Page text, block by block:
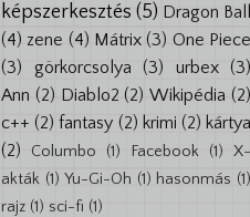
képszerkesztés (5) Dragon Ball
(4) zene (4) Mátrix (3) One Piece
(3)
görkorcsolya (3) urbex (3)
Ann (2) Diablo2 (2) Wikipédia (2)
c++ (2) fantasy (2) krimi (2) kártya
(2)
Columbo (1) Facebook (1)
X-
akták (1) Yu-Gi-Oh (1) hasonmás (1)
rajz (1) sci-fi (1)